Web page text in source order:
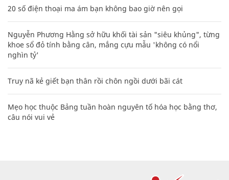
20 số điện thoại ma ám bạn không bao giờ nên gọi
Nguyễn Phương Hằng sở hữu khối tài sản "siêu khủng", từng
khoe sổ đỏ tính bằng cân, mắng cựu mẫu 'không có nổi
nghìn tỷ'
Truy nã kẻ giết bạn thân rồi chôn ngồi dưới bãi cát
Mẹo học thuộc Bảng tuần hoàn nguyên tố hóa học bằng thơ,
câu nói vui vẻ